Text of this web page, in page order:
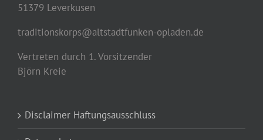
51379 Leverkusen
traditionskorps@altstadtfunken-opladen.de
Vertreten durch 1. Vorsitzender
Björn Kreie
Disclaimer Haftungsausschluss